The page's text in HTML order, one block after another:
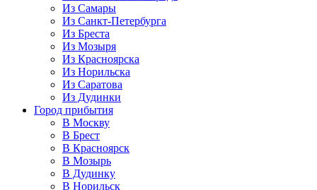
Из Самары
Из Санкт-Петербурга
Из Бреста
Из Мозыря
Из Красноярска
Из Норильска
Из Саратова
Из Дудинки
Город прибытия
В Москву
В Брест
В Красноярск
В Мозырь
В Дудинку
В Норильск